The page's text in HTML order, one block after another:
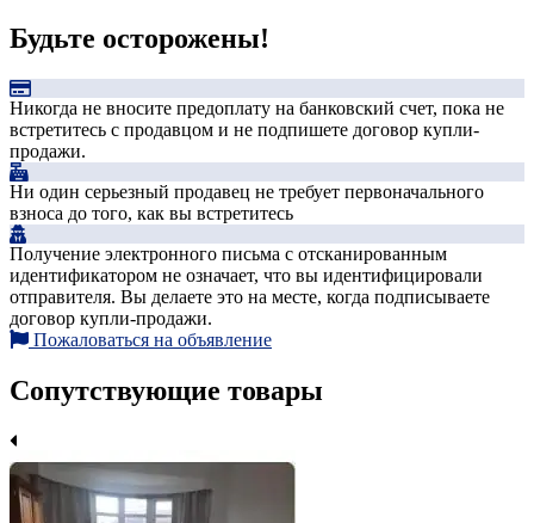
Будьте осторожены!
Никогда не вносите предоплату на банковский счет, пока не
встретитесь с продавцом и не подпишете договор купли-
продажи.
Ни один серьезный продавец не требует первоначального
взноса до того, как вы встретитесь
Получение электронного письма с отсканированным
идентификатором не означает, что вы идентифицировали
отправителя. Вы делаете это на месте, когда подписываете
договор купли-продажи.
Пожаловаться на объявление
Сопутствующие товары